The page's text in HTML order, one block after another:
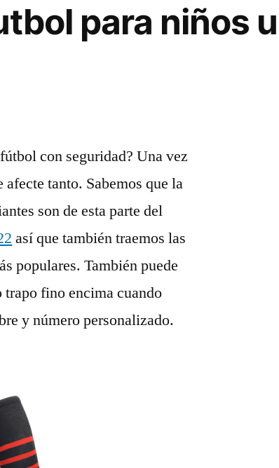
para niños
con seguridad? Una vez
tanto. Sabemos que la
son de esta parte del
así que también traemos las
populares. También puede
fino encima cuando
y número personalizado.